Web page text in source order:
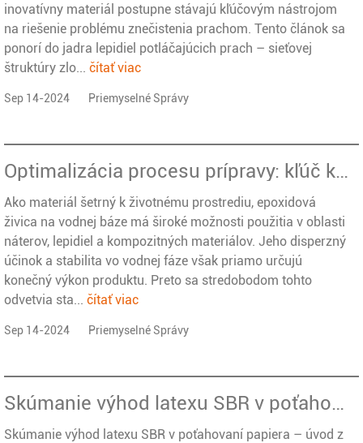
inovatívny materiál postupne stávajú kľúčovým nástrojom
na riešenie problému znečistenia prachom. Tento článok sa
ponorí do jadra lepidiel potláčajúcich prach – sieťovej
štruktúry zlo... čítať viac
Sep 14-2024 Priemyselné Správy
Optimalizácia procesu prípravy: kľúč k zlepšeniu disperzného účinku a stability epoxidovej živice na vodnej báze
Ako materiál šetrný k životnému prostrediu, epoxidová
živica na vodnej báze má široké možnosti použitia v oblasti
náterov, lepidiel a kompozitných materiálov. Jeho disperzný
účinok a stabilita vo vodnej fáze však priamo určujú
konečný výkon produktu. Preto sa stredobodom tohto
odvetvia sta... čítať viac
Sep 14-2024 Priemyselné Správy
Skúmanie výhod latexu SBR v poťahovaní papiera – úvod z perspektívy Ruico
Skúmanie výhod latexu SBR v poťahovaní papiera – úvod z